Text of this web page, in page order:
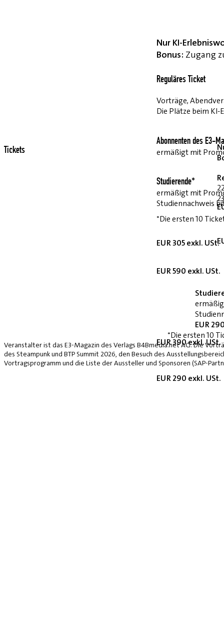
Nur KI-
Bonus: Zugang
Reguläres Ticket
Vorträge,
Die Plätze beim
Abonnenten des E3-
ermäßigt mit
Studierende*
ermäßigt mit
Studiennachweis
*Die ersten 10
EUR 305 exkl. USt.
EUR 590 exkl. USt.
EUR 390 exkl. USt.
EUR 290 exkl. USt.
Tickets
EUR
*Die ersten 10
Veranstalter ist das E3-Magazin des Verlags B4Bmedia.net AG. Die
des Steampunk und BTP Summit 2026, den Besuch des
Vortragsprogramm und die Liste der Aussteller und Sponsoren (SAP-